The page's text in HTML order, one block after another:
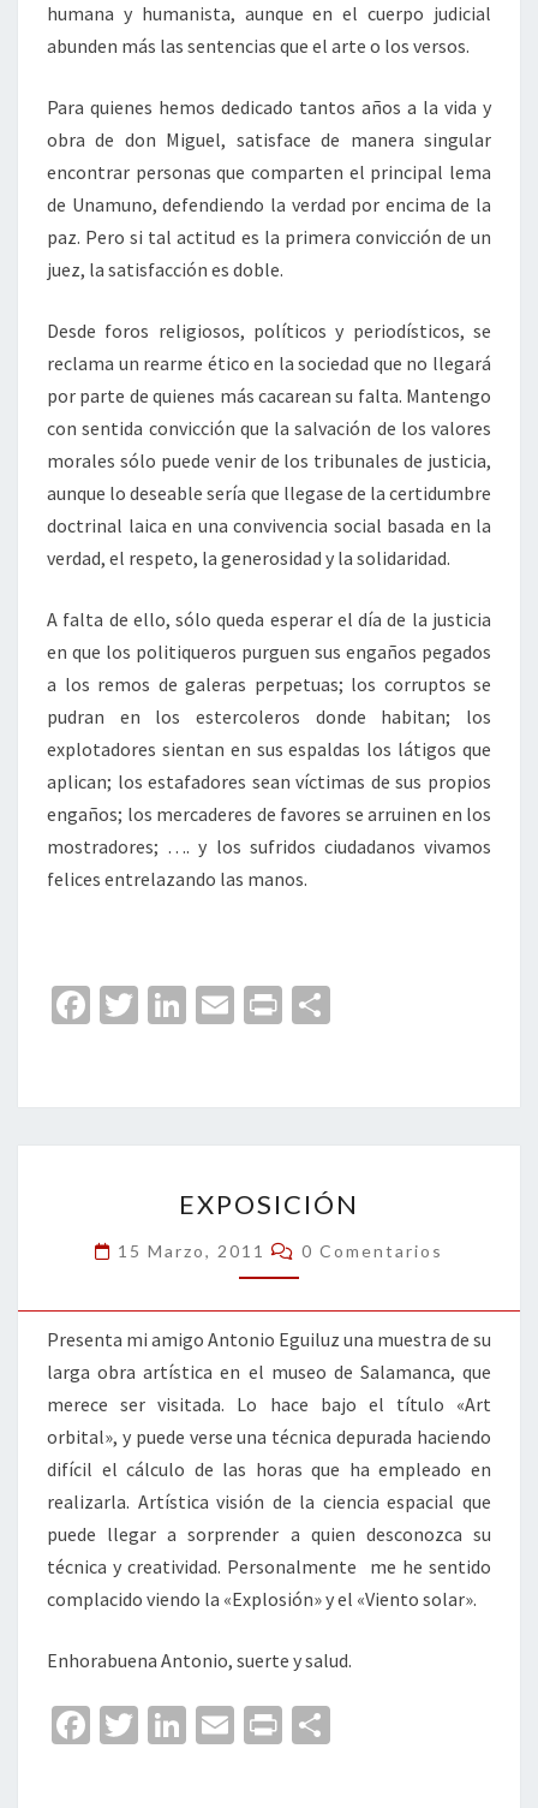
humana y humanista, aunque en el cuerpo judicial
abunden más las sentencias que el arte o los versos.
Para quienes hemos dedicado tantos años a la vida y
obra de don Miguel, satisface de manera singular
encontrar personas que comparten el principal lema
de Unamuno, defendiendo la verdad por encima de la
paz. Pero si tal actitud es la primera convicción de un
juez, la satisfacción es doble.
Desde foros religiosos, políticos y periodísticos, se
reclama un rearme ético en la sociedad que no llegará
por parte de quienes más cacarean su falta. Mantengo
con sentida convicción que la salvación de los valores
morales sólo puede venir de los tribunales de justicia,
aunque lo deseable sería que llegase de la certidumbre
doctrinal laica en una convivencia social basada en la
verdad, el respeto, la generosidad y la solidaridad.
A falta de ello, sólo queda esperar el día de la justicia
en que los politiqueros purguen sus engaños pegados
a los remos de galeras perpetuas; los corruptos se
pudran en los estercoleros donde habitan; los
explotadores sientan en sus espaldas los látigos que
aplican; los estafadores sean víctimas de sus propios
engaños; los mercaderes de favores se arruinen en los
mostradores; …. y los sufridos ciudadanos vivamos
felices entrelazando las manos.
Fa
o
o
T
er
Li
dI
n
E
l
Pr
p
ar
tir
EXPOSICIÓN
15 Marzo, 2011 Comentarios
0 Comentarios
Presenta mi amigo Antonio Eguiluz una muestra de su
larga obra artística en el museo de Salamanca, que
merece ser visitada. Lo hace bajo el título «Art
orbital», y puede verse una técnica depurada haciendo
difícil el cálculo de las horas que ha empleado en
realizarla. Artística visión de la ciencia espacial que
puede llegar a sorprender a quien desconozca su
técnica y creatividad. Personalmente me he sentido
complacido viendo la «Explosión» y el «Viento solar».
Enhorabuena Antonio, suerte y salud.
Fa T
Li
E
Pr